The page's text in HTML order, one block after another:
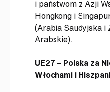
i państwom z Azji
Hongkong i
(Arabia Saudyjska i
Arabskie).
UE27 – Polska za
Włochami i